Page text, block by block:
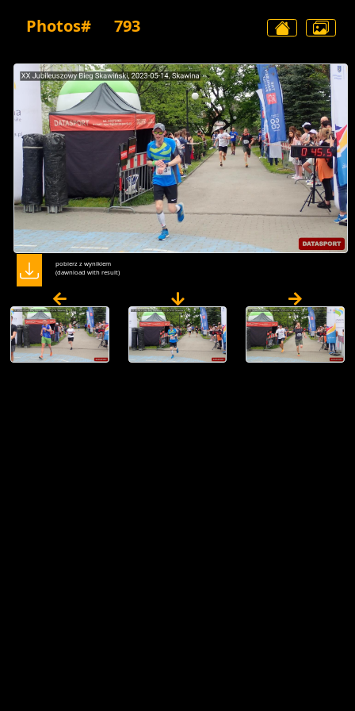
Photos# 793
pobierz z wynikiem
(dawnload with result)